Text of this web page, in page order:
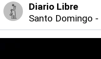
Diario Libre
Santo Domingo -